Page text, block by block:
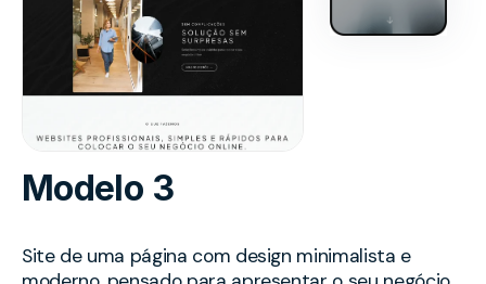
Modelo 3
Site de uma página com design minimalista e